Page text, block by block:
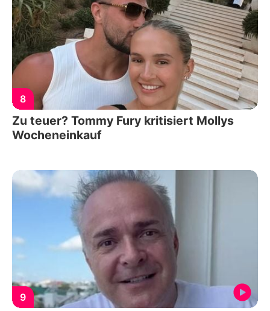
8
Zu teuer? Tommy Fury kritisiert Mollys
Wocheneinkauf
9